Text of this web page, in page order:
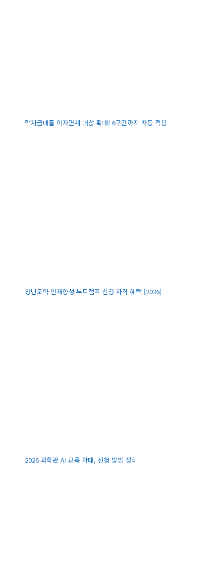
학자금대출 이자면제 대상 확대! 6구간까지 자동 적용
청년도약 인재양성 부트캠프 신청 자격 혜택 [2026]
2026 과학관 AI 교육 확대, 신청 방법 정리